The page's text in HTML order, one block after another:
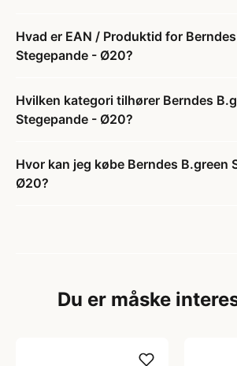
Hvad er EAN / Produktid for
Stegepande - Ø20?
Hvilken kategori tilhører Berndes
Stegepande - Ø20?
Hvor kan jeg købe Berndes B.green
Ø20?
Du er måske